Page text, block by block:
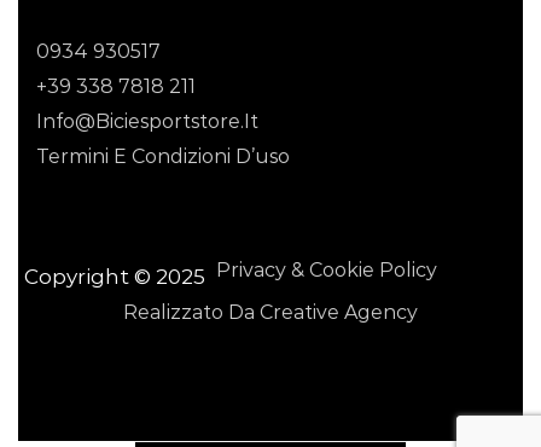
0934 930517
+39 338 7818 211
Info@biciesportstore.it
Termini E Condizioni D’uso
Copyright © 2025
Privacy & Cookie Policy
Realizzato Da Creative Agency